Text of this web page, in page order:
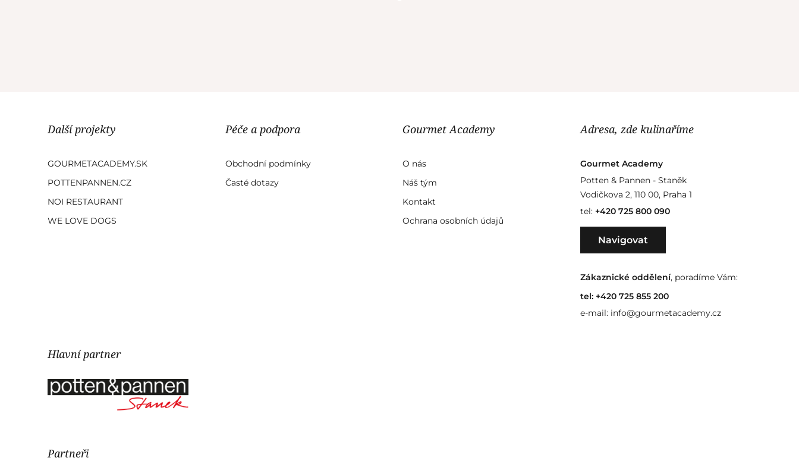
Další projekty
GOURMETACADEMY.SK
POTTENPANNEN.CZ
NOI RESTAURANT
WE LOVE DOGS
Péče a podpora
Obchodní podmínky
Časté dotazy
Gourmet Academy
O nás
Náš tým
Kontakt
Ochrana osobních údajů
Adresa, zde kulinaříme
Gourmet Academy
Potten & Pannen - Staněk
Vodičkova 2, 110 00, Praha 1
tel: +420 725 800 090
Navigovat
Zákaznické oddělení, poradíme Vám:
tel: +420 725 855 200
e-mail: info@gourmetacademy.cz
Hlavní partner
Partneři